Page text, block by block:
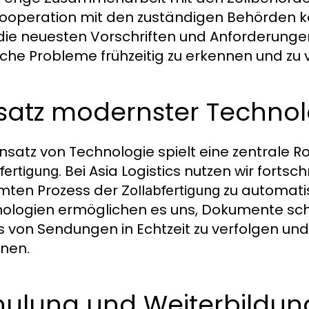
mit den zuständigen Behörden
neuesten Vorschriften und
Probleme frühzeitig zu erkennen und zu
modernster
von Technologie spielt eine zentrale
. Bei Asia Logistics nutzen wir
Prozess der Zollabfertigung zu
ermöglichen es uns, Dokumente
von Sendungen in Echtzeit zu verfolgen